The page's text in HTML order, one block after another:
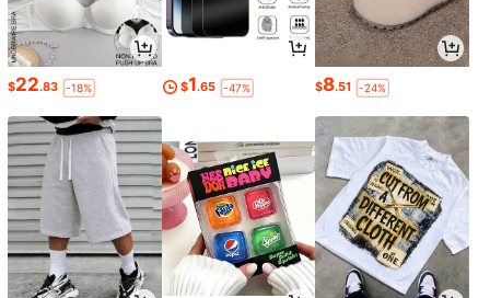
$22.83 -18% $1.65 -47% $8.51 -24%